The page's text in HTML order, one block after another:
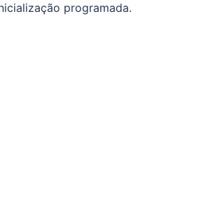
programada.